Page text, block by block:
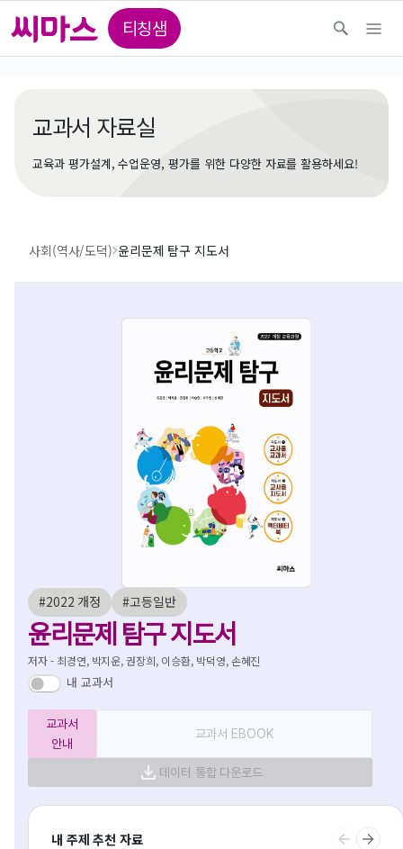
티칭샘
교과서 자료실
교육과 평가설계, 수업운영, 평가를 위한 다양한 자료를 활용하세요!
사회(역사/도덕) 윤리문제 탐구 지도서
#2022 개정 #고등일반
윤리문제 탐구 지도서
저자 - 최경연, 박지운, 권장희, 이승환, 박덕영, 손혜진
내 교과서
교과서
안내
교과서 EBOOK
데이터 통합 다운로드
내 주제 추천 자료